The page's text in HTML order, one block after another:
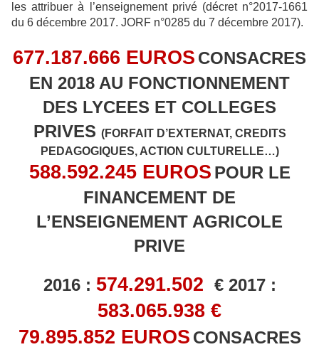
les attribuer à l’enseignement privé (décret n°2017-1661
du 6 décembre 2017. JORF n°0285 du 7 décembre 2017).
677.187.666 EUROS CONSACRES
EN 2018 AU FONCTIONNEMENT
DES LYCEES ET COLLEGES
PRIVES (FORFAIT D’EXTERNAT, CREDITS
PEDAGOGIQUES, ACTION CULTURELLE…)
588.592.245 EUROS POUR LE
FINANCEMENT DE
L’ENSEIGNEMENT AGRICOLE
PRIVE
2016 : 574.291.502 € 2017 :
583.065.938 €
79.895.852 EUROS CONSACRES